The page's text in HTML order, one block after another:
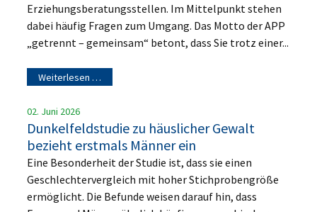
Erziehungsberatungsstellen. Im Mittelpunkt stehen
dabei häufig Fragen zum Umgang. Das Motto der APP
„getrennt – gemeinsam“ betont, dass Sie trotz einer...
Weiterlesen …
02. Juni 2026
Dunkelfeldstudie zu häuslicher Gewalt
bezieht erstmals Männer ein
Eine Besonderheit der Studie ist, dass sie einen
Geschlechtervergleich mit hoher Stichprobengröße
ermöglicht. Die Befunde weisen darauf hin, dass